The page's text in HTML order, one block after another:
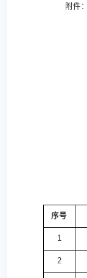
附件：
序号
1
2